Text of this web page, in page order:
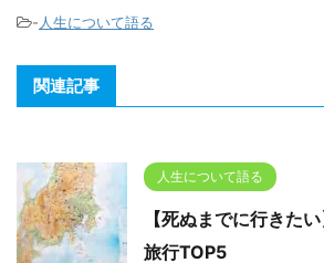
-人生について語る
関連記事
人生について語る
【死ぬまでに行きた
旅行TOP5